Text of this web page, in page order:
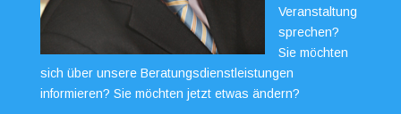
Veranstaltung
sprechen?
Sie möchten
sich über unsere Beratungsdienstleistungen
informieren? Sie möchten jetzt etwas ändern?